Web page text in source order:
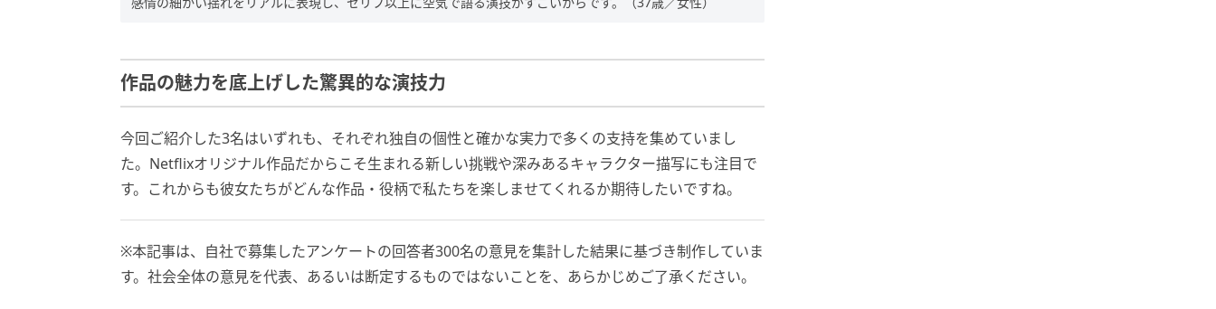
作品の魅力を底上げした驚異的な演技力
今回ご紹介した3名はいずれも、それぞれ独自の個性と確かな実力で多くの支持を集めていまし
た。Netflixオリジナル作品だからこそ生まれる新しい挑戦や深みあるキャラクター描写にも注目で
す。これからも彼女たちがどんな作品・役柄で私たちを楽しませてくれるか期待したいですね。
※本記事は、自社で募集したアンケートの回答者300名の意見を集計した結果に基づき制作していま
す。社会全体の意見を代表、あるいは断定するものではないことを、あらかじめご了承ください。